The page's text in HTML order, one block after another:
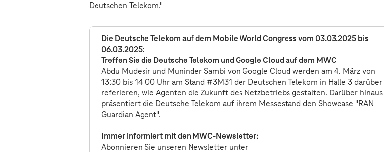
Deutschen Telekom."
Die Deutsche Telekom auf dem Mobile World Congress vom 03.03.2025 bis
06.03.2025:
Treffen Sie die Deutsche Telekom und Google Cloud auf dem MWC
Abdu Mudesir und Muninder Sambi von Google Cloud werden am 4. März von
13:30 bis 14:00 Uhr am Stand #3M31 der Deutschen Telekom in Halle 3 darüber
referieren, wie Agenten die Zukunft des Netzbetriebs gestalten. Darüber hinaus
präsentiert die Deutsche Telekom auf ihrem Messestand den Showcase "RAN
Guardian Agent".
Immer informiert mit den MWC-Newsletter:
Abonnieren Sie unseren Newsletter unter